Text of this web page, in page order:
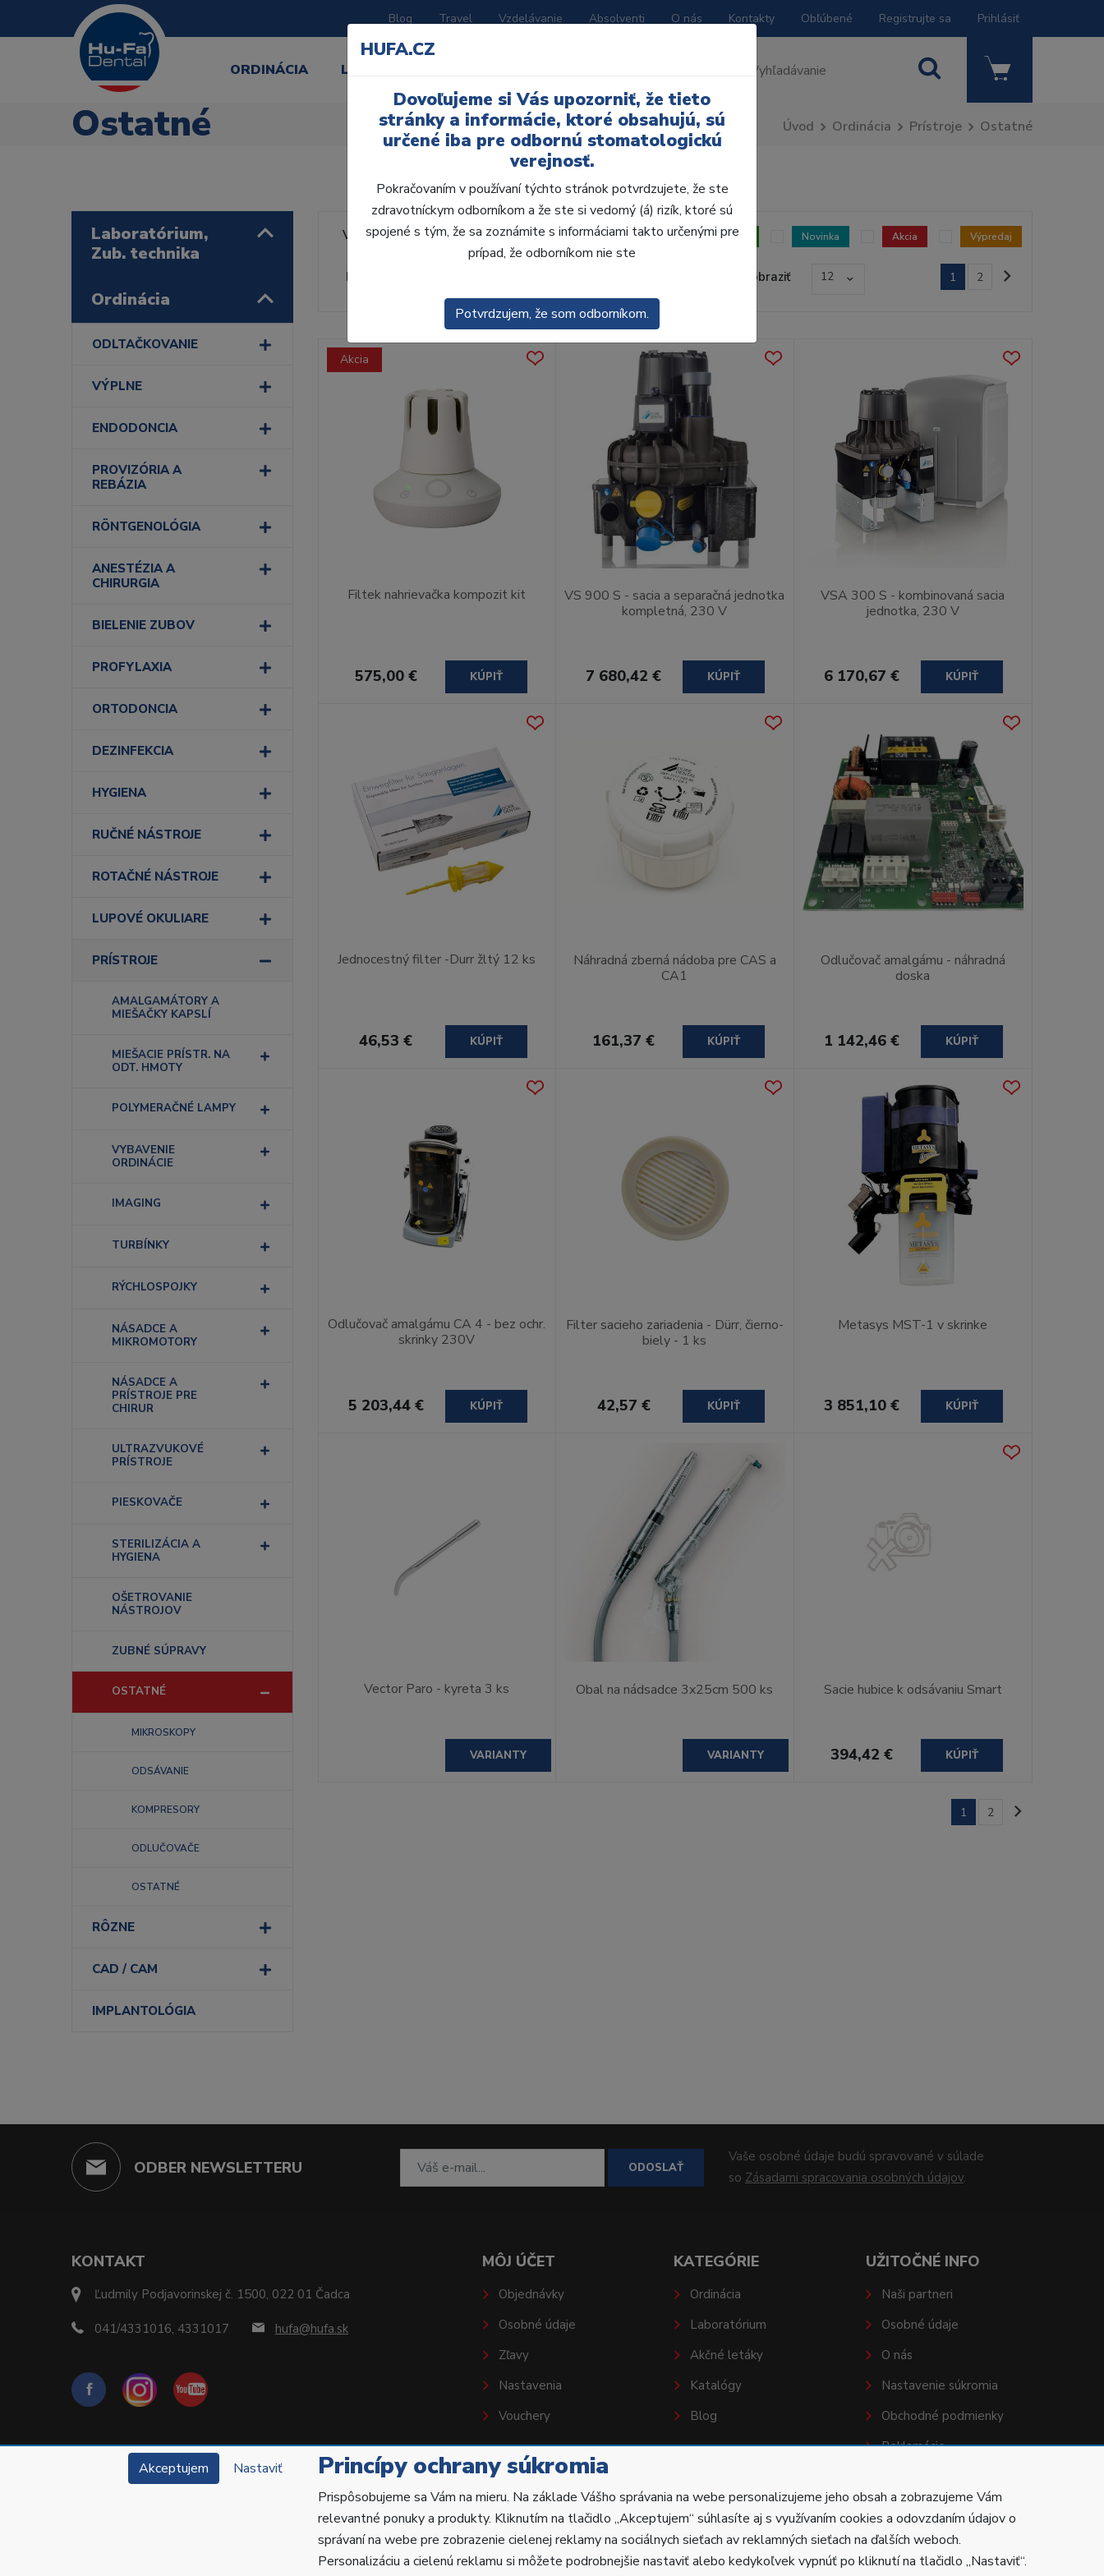
Blog Travel Vzdelávanie Absolventi O nás Kontakty Obľúbené Registrujte sa Prihlásiť
ORDINÁCIA LABORATÓRIUM
Ostatné Úvod Ordinácia Prístroje Ostatné
Laboratórium,
Zub. technika
Ordinácia
ODLTAČKOVANIE
VÝPLNE
ENDODONCIA
PROVIZÓRIA A
REBÁZIA
RÖNTGENOLÓGIA
ANESTÉZIA A
CHIRURGIA
BIELENIE ZUBOV
PROFYLAXIA
ORTODONCIA
DEZINFEKCIA
HYGIENA
RUČNÉ NÁSTROJE
ROTAČNÉ NÁSTROJE
LUPOVÉ OKULIARE
PRÍSTROJE
AMALGAMÁTORY A
MIEŠAČKY KAPSLÍ
MIEŠACIE PRÍSTR. NA
ODT. HMOTY
POLYMERAČNÉ LAMPY
VYBAVENIE
ORDINÁCIE
IMAGING
TURBÍNKY
RÝCHLOSPOJKY
NÁSADCE A
MIKROMOTORY
NÁSADCE A
PRÍSTROJE PRE
CHIRUR
ULTRAZVUKOVÉ
PRÍSTROJE
PIESKOVAČE
STERILIZÁCIA A
HYGIENA
OŠETROVANIE
NÁSTROJOV
ZUBNÉ SÚPRAVY
OSTATNÉ
MIKROSKOPY
ODSÁVANIE
KOMPRESORY
ODLUČOVAČE
OSTATNÉ
RÔZNE
CAD / CAM
IMPLANTOLÓGIA
Výrobca: Skladom Novinka Akcia Výpredaj
Radenie Zobraziť 12 1 2
Akcia
Filtek nahrievačka kompozit kit
575,00 € KÚPIŤ
VS 900 S - sacia a separačná jednotka
kompletná, 230 V
7 680,42 € KÚPIŤ
VSA 300 S - kombinovaná sacia
jednotka, 230 V
6 170,67 € KÚPIŤ
Jednocestný filter -Durr žltý 12 ks
46,53 € KÚPIŤ
Náhradná zberná nádoba pre CAS a
CA1
161,37 € KÚPIŤ
Odlučovač amalgámu - náhradná
doska
1 142,46 € KÚPIŤ
Odlučovač amalgámu CA 4 - bez ochr.
skrinky 230V
5 203,44 € KÚPIŤ
Filter sacieho zariadenia - Dürr, čierno-
biely - 1 ks
42,57 € KÚPIŤ
Metasys MST-1 v skrinke
3 851,10 € KÚPIŤ
Vector Paro - kyreta 3 ks
VARIANTY
Obal na nádsadce 3x25cm 500 ks
VARIANTY
Sacie hubice k odsávaniu Smart
394,42 € KÚPIŤ
1 2
ODBER NEWSLETTERU ODOSLAŤ
Vaše osobné údaje budú spravované v súlade
so Zásadami spracovania osobných údajov.
KONTAKT
Ľudmily Podjavorinskej č. 1500, 022 01 Čadca
041/4331016, 4331017 hufa@hufa.sk
MÔJ ÚČET
Objednávky
Osobné údaje
Zľavy
Nastavenia
Vouchery
KATEGÓRIE
Ordinácia
Laboratórium
Akčné letáky
Katalógy
Blog
UŽITOČNÉ INFO
Naši partneri
Osobné údaje
O nás
Nastavenie súkromia
Obchodné podmienky
Reklamácie
Copyright © 2022 Hu-Fa Dental a.s. Všetky práva vyhradené. VytvorilaPoctivá agentúra
Akceptujem Nastaviť Princípy ochrany súkromia
Prispôsobujeme sa Vám na mieru. Na základe Vášho správania na webe personalizujeme jeho obsah a zobrazujeme Vám
relevantné ponuky a produkty. Kliknutím na tlačidlo „Akceptujem“ súhlasíte aj s využívaním cookies a odovzdaním údajov o
správaní na webe pre zobrazenie cielenej reklamy na sociálnych sieťach av reklamných sieťach na ďalších weboch.
Personalizáciu a cielenú reklamu si môžete podrobnejšie nastaviť alebo kedykoľvek vypnúť po kliknutí na tlačidlo „Nastaviť“.
HUFA.CZ
Dovoľujeme si Vás upozorniť, že tieto
stránky a informácie, ktoré obsahujú, sú
určené iba pre odbornú stomatologickú
verejnosť.
Pokračovaním v používaní týchto stránok potvrdzujete, že ste
zdravotníckym odborníkom a že ste si vedomý (á) rizík, ktoré sú
spojené s tým, že sa zoznámite s informáciami takto určenými pre
prípad, že odborníkom nie ste
Potvrdzujem, že som odborníkom.